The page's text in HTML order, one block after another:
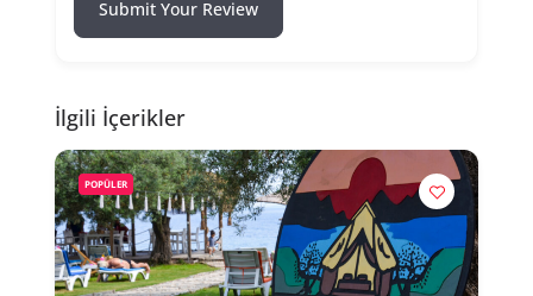
Submit Your Review
İlgili İçerikler
POPÜLER